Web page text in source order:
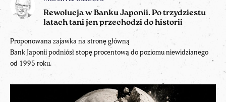
Rewolucja w Banku Japonii. Po trzydziestu
latach tani jen przechodzi do historii
Proponowana zajawka na stronę główną
Bank Japonii podniósł stopę procentową do poziomu niewidzianego
od 1995 roku.